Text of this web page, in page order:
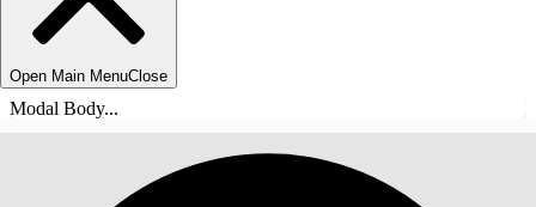
Open Main MenuClose
Modal Body...